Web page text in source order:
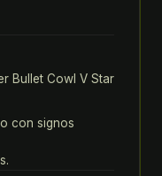
Bullet Cowl V Star
con signos